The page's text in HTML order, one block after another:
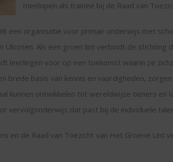
meelopen als trainee bij de Raad van
een organisatie voor primair onderwijs met
Ulicoten. Als een groen lint verbindt de
leerlingen voor op een toekomst waarin ze
brede basis van kennis en vaardigheden,
kunnen ontwikkelen tot wereldwijze tieners
vervolgonderwijs dat past bij de individuele
en de Raad van Toezicht van Het Groene Lint